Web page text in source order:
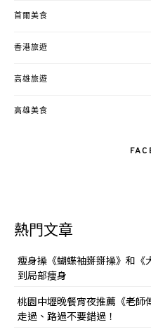
首爾美食
香港旅遊
高雄旅遊
高雄美食
熱門文章
瘦身操《蝴蝶袖掰掰操》和《
到局部痩身
桃園中壢晚餐宵夜推薦《老師
走過、路過不要錯過！